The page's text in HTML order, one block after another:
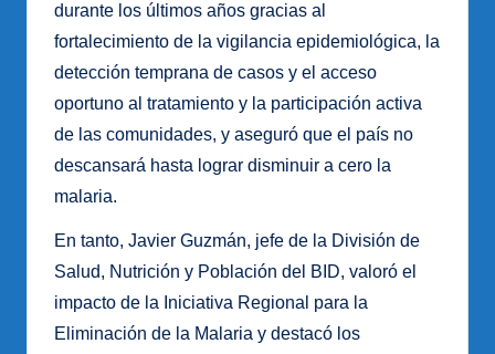
durante los últimos años gracias al
fortalecimiento de la vigilancia epidemiológica, la
detección temprana de casos y el acceso
oportuno al tratamiento y la participación activa
de las comunidades, y aseguró que el país no
descansará hasta lograr disminuir a cero la
malaria.
En tanto, Javier Guzmán, jefe de la División de
Salud, Nutrición y Población del BID, valoró el
impacto de la Iniciativa Regional para la
Eliminación de la Malaria y destacó los